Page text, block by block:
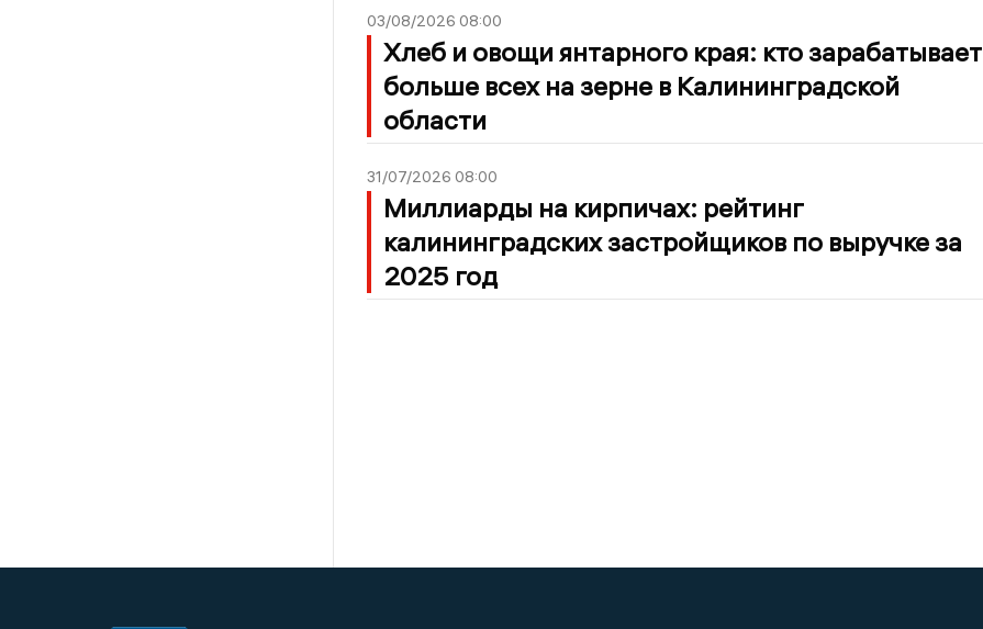
03/08/2026 08:00
Хлеб и овощи янтарного края: кто зарабатывает
больше всех на зерне в Калининградской
области
31/07/2026 08:00
Миллиарды на кирпичах: рейтинг
калининградских застройщиков по выручке за
2025 год